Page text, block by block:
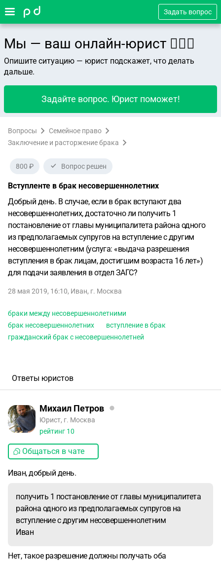
Задать вопрос
Мы — ваш онлайн-юрист 👨🏻‍⚖️
Опишите ситуацию — юрист подскажет, что делать
дальше.
Задайте вопрос. Юрист поможет!
Вопросы
Семейное право
Заключение и расторжение брака
800 ₽ Вопрос решен
Вступленте в брак несовершеннолетних
Добрый день. В случае, если в брак вступают два
несовершеннолетних, достаточно ли получить 1
постановление от главы муниципалитета района одного
из предполагаемых супругов на вступление с другим
несовершеннолетним (услуга: «выдача разрешения
вступления в брак лицам, достигшим возраста 16 лет»)
для подачи заявления в отдел ЗАГС?
28 мая 2019, 16:10, Иван, г. Москва
браки между несовершеннолетними
брак несовершеннолетних
вступление в брак
гражданский брак с несовершеннолетней
Ответы юристов
Михаил Петров
Юрист, г. Москва
рейтинг 10
Общаться в чате
Иван, добрый день.
получить 1 постановление от главы муниципалитета
района одного из предполагаемых супругов на
вступление с другим несовершеннолетним
Иван
Нет, такое разрешение должны получать оба